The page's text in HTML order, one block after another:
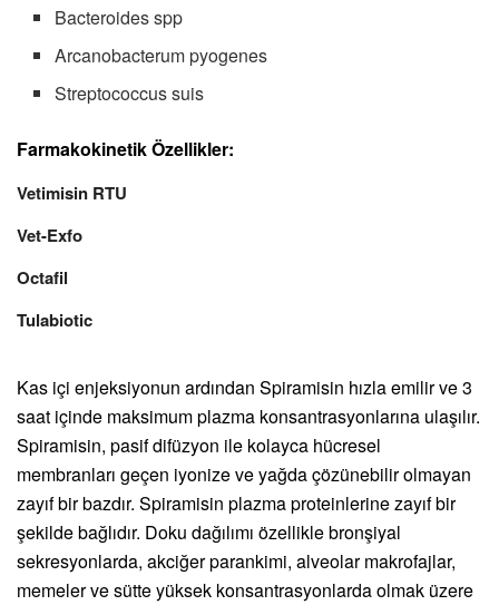
Bacteroides spp
Arcanobacterum pyogenes
Streptococcus suis
Farmakokinetik Özellikler:
Vetimisin RTU
Vet-Exfo
Octafil
Tulabiotic
Kas içi enjeksiyonun ardından Spiramisin hızla emilir ve 3
saat içinde maksimum plazma konsantrasyonlarına ulaşılır.
Spiramisin, pasif difüzyon ile kolayca hücresel
membranları geçen iyonize ve yağda çözünebilir olmayan
zayıf bir bazdır. Spiramisin plazma proteinlerine zayıf bir
şekilde bağlıdır. Doku dağılımı özellikle bronşiyal
sekresyonlarda, akciğer parankimi, alveolar makrofajlar,
memeler ve sütte yüksek konsantrasyonlarda olmak üzere